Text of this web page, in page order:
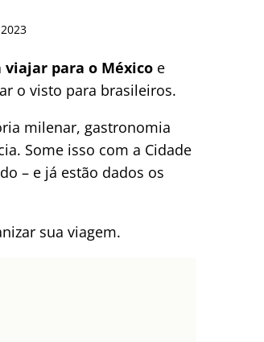
viajar para o México e
o visto para brasileiros.
milenar, gastronomia
Some isso com a Cidade
– e já estão dados os
sua viagem.